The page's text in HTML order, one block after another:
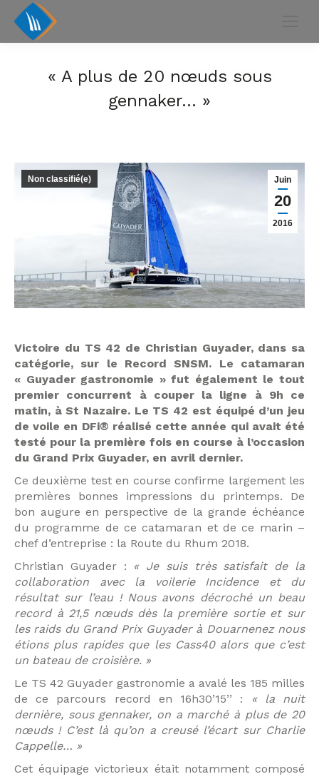
« A plus de 20 nœuds sous
gennaker… »
Juin
20
2016
Non classifié(e)
Victoire du TS 42 de Christian Guyader, dans sa
catégorie, sur le Record SNSM. Le catamaran
« Guyader gastronomie » fut également le tout
premier concurrent à couper la ligne à 9h ce
matin, à St Nazaire. Le TS 42 est équipé d’un jeu
de voile en DFi® réalisé cette année qui avait été
testé pour la première fois en course à l’occasion
du Grand Prix Guyader, en avril dernier.
Ce deuxième test en course confirme largement les
premières bonnes impressions du printemps. De
bon augure en perspective de la grande échéance
du programme de ce catamaran et de ce marin –
chef d’entreprise : la Route du Rhum 2018.
Christian Guyader : « Je suis très satisfait de la
collaboration avec la voilerie Incidence et du
résultat sur l’eau ! Nous avons décroché un beau
record à 21,5 nœuds dès la première sortie et sur
les raids du Grand Prix Guyader à Douarnenez nous
étions plus rapides que les Cass40 alors que c’est
un bateau de croisière. »
Le TS 42 Guyader gastronomie a avalé les 185 milles
de ce parcours record en 16h30’15’’ :
« la nuit
dernière, sous gennaker, on a marché à plus de 20
nœuds ! C’est là qu’on a creusé l’écart sur Charlie
Cappelle… »
Cet équipage victorieux était notamment composé